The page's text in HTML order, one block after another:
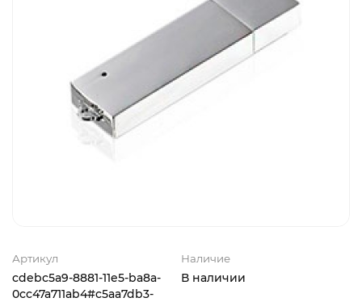
Артикул
cdebc5a9-8881-11e5-ba8a-
0cc47a711ab4#c5aa7db3-
Наличие
В наличии